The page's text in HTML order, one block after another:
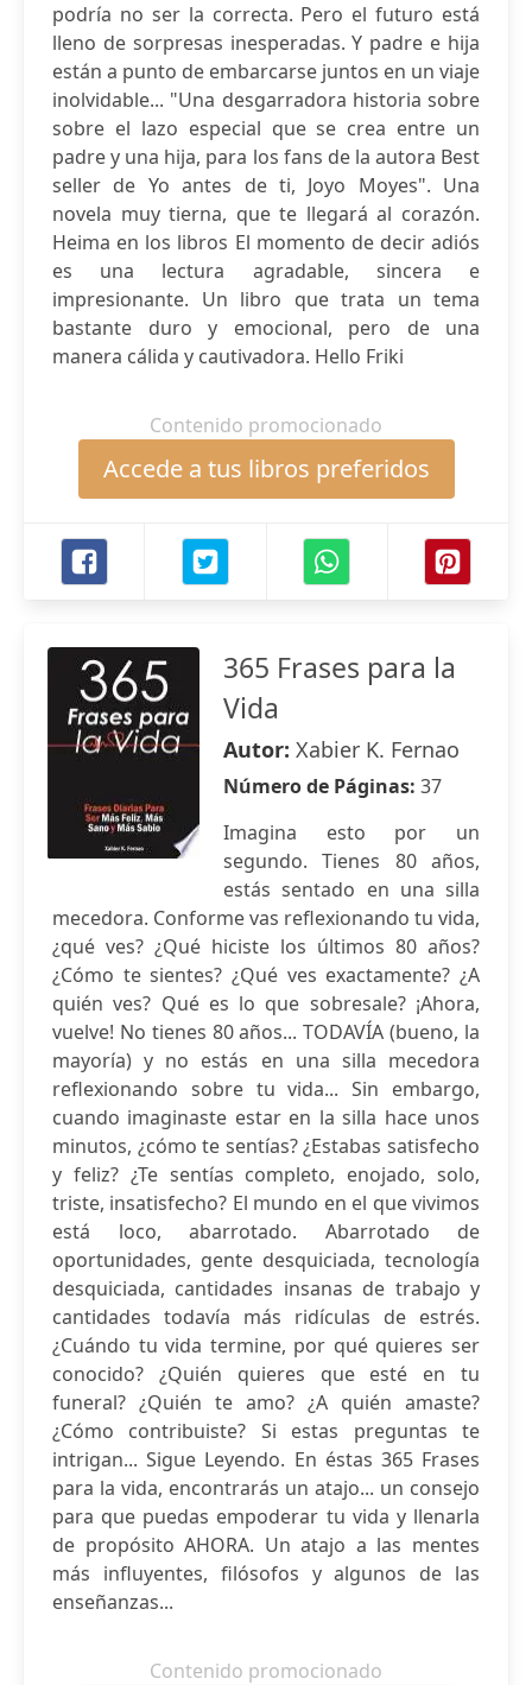
podría no ser la correcta. Pero el futuro está
lleno de sorpresas inesperadas. Y padre e hija
están a punto de embarcarse juntos en un viaje
inolvidable... "Una desgarradora historia sobre
sobre el lazo especial que se crea entre un
padre y una hija, para los fans de la autora Best
seller de Yo antes de ti, Joyo Moyes". Una
novela muy tierna, que te llegará al corazón.
Heima en los libros El momento de decir adiós
es una lectura agradable, sincera e
impresionante. Un libro que trata un tema
bastante duro y emocional, pero de una
manera cálida y cautivadora. Hello Friki
Contenido promocionado
Accede a tus libros preferidos
365 Frases para la
Vida
Autor: Xabier K. Fernao
Número de Páginas: 37
Imagina esto por un
segundo. Tienes 80 años,
estás sentado en una silla
mecedora. Conforme vas reflexionando tu vida,
¿qué ves? ¿Qué hiciste los últimos 80 años?
¿Cómo te sientes? ¿Qué ves exactamente? ¿A
quién ves? Qué es lo que sobresale? ¡Ahora,
vuelve! No tienes 80 años... TODAVÍA (bueno, la
mayoría) y no estás en una silla mecedora
reflexionando sobre tu vida... Sin embargo,
cuando imaginaste estar en la silla hace unos
minutos, ¿cómo te sentías? ¿Estabas satisfecho
y feliz? ¿Te sentías completo, enojado, solo,
triste, insatisfecho? El mundo en el que vivimos
está loco, abarrotado. Abarrotado de
oportunidades, gente desquiciada, tecnología
desquiciada, cantidades insanas de trabajo y
cantidades todavía más ridículas de estrés.
¿Cuándo tu vida termine, por qué quieres ser
conocido? ¿Quién quieres que esté en tu
funeral? ¿Quién te amo? ¿A quién amaste?
¿Cómo contribuiste? Si estas preguntas te
intrigan... Sigue Leyendo. En éstas 365 Frases
para la vida, encontrarás un atajo... un consejo
para que puedas empoderar tu vida y llenarla
de propósito AHORA. Un atajo a las mentes
más influyentes, filósofos y algunos de las
enseñanzas...
Contenido promocionado